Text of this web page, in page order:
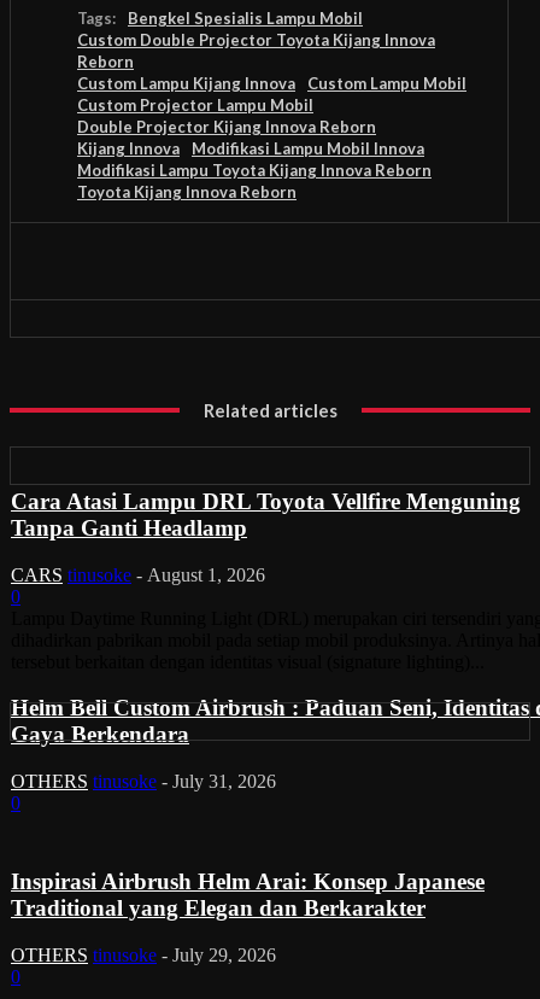
Tags:
Bengkel Spesialis Lampu Mobil
Custom Double Projector Toyota Kijang Innova
Reborn
Custom Lampu Kijang Innova
Custom Lampu Mobil
Custom Projector Lampu Mobil
Double Projector Kijang Innova Reborn
Kijang Innova
Modifikasi Lampu Mobil Innova
Modifikasi Lampu Toyota Kijang Innova Reborn
Toyota Kijang Innova Reborn
Related articles
Cara Atasi Lampu DRL Toyota Vellfire Menguning
Tanpa Ganti Headlamp
CARS tinusoke - August 1, 2026
0
Helm Bell Custom Airbrush : Paduan Seni, Identitas
Gaya Berkendara
OTHERS tinusoke - July 31, 2026
0
Inspirasi Airbrush Helm Arai: Konsep Japanese
Traditional yang Elegan dan Berkarakter
OTHERS tinusoke - July 29, 2026
0